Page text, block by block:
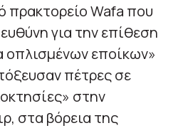
πρακτορείο Wafa που
για την επίθεση
οπλισμένων εποίκων»
πέτρες σε
στην
στα βόρεια της